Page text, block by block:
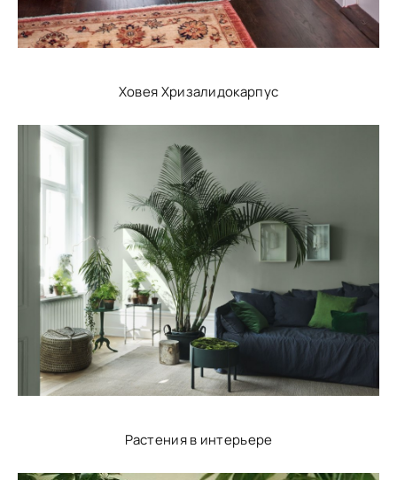
Ховея Хризалидокарпус
Растения в интерьере